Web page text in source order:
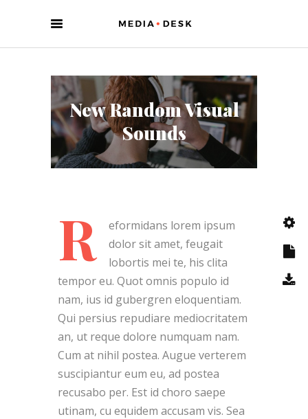
New Random Visual
Sounds
R
eformidans lorem ipsum
dolor sit amet, feugait
lobortis mei te, his clita
tempor eu. Quot omnis populo id
nam, ius id gubergren eloquentiam.
Qui persius repudiare mediocritatem
an, ut reque dolore numquam nam.
Cum at nihil postea. Augue verterem
suscipiantur eum eu, ad postea
recusabo per. Est id choro saepe
utinam, cu equidem accusam vis. Sea